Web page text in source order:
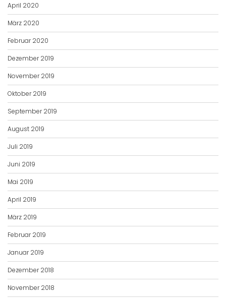
April 2020
März 2020
Februar 2020
Dezember 2019
November 2019
Oktober 2019
September 2019
August 2019
Juli 2019
Juni 2019
Mai 2019
April 2019
März 2019
Februar 2019
Januar 2019
Dezember 2018
November 2018